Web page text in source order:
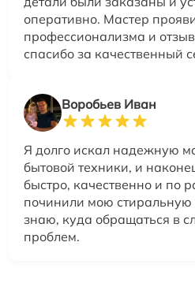
оперативно. Мастер
профессионализма и
спасибо за качественный
Воробьев Иван
Я долго искал надежную
бытовой техники, и
быстро, качественно и по
починили мою
знаю, куда обращаться в
проблем.